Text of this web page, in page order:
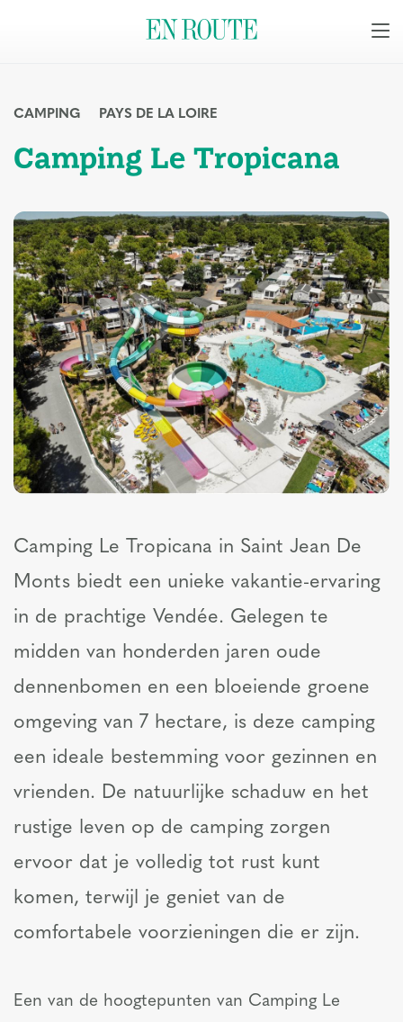
CAMPING PAYS DE LA LOIRE
Camping Le Tropicana
Camping Le Tropicana in Saint Jean De
Monts biedt een unieke vakantie-ervaring
in de prachtige Vendée. Gelegen te
midden van honderden jaren oude
dennenbomen en een bloeiende groene
omgeving van 7 hectare, is deze camping
een ideale bestemming voor gezinnen en
vrienden. De natuurlijke schaduw en het
rustige leven op de camping zorgen
ervoor dat je volledig tot rust kunt
komen, terwijl je geniet van de
comfortabele voorzieningen die er zijn.
Een van de hoogtepunten van Camping Le